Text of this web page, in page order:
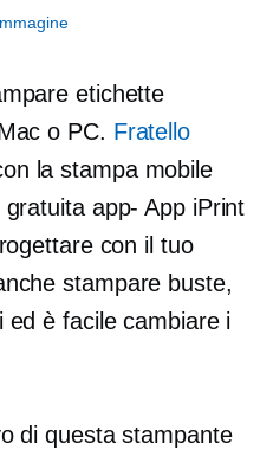
etichette
o PC. Fratello
la stampa mobile
gratuita app- App iPrint
con il tuo
stampare buste,
è facile cambiare i
di questa stampante